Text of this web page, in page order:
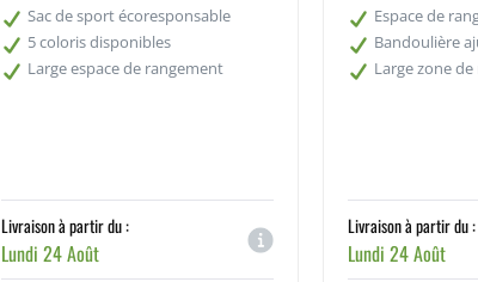
Sac de sport écoresponsable
5 coloris disponibles
Large espace de rangement
Livraison à partir du :
Lundi 24 Août
Espace de
Bandoulière
Large zone
Livraison à partir du :
Lundi 24 Août